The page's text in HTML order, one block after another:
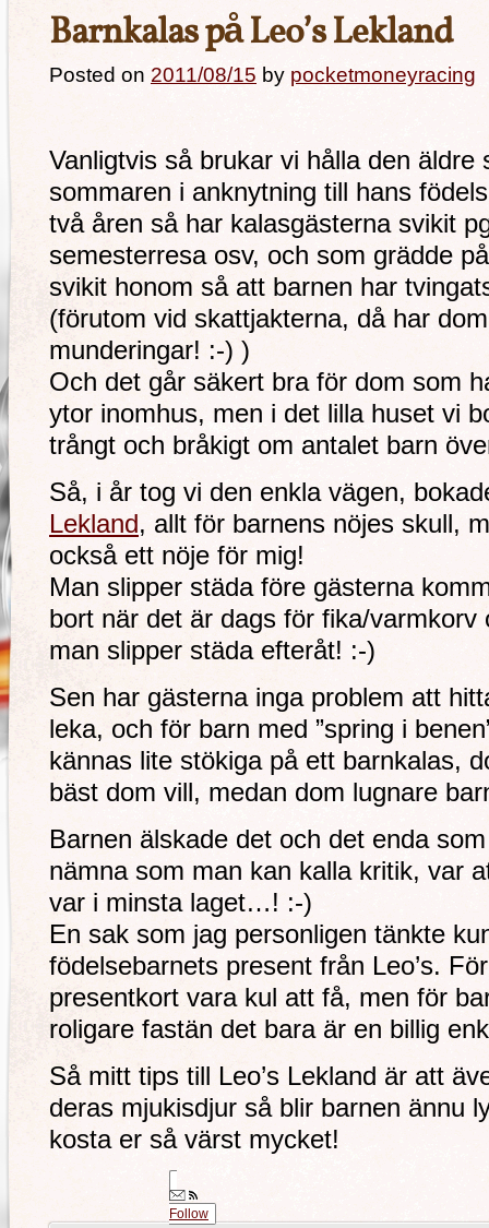
Barnkalas på Leo’s Lekland
Posted on 2011/08/15 by pocketmoneyracing
Vanligtvis så brukar vi hålla den äldre
sommaren i anknytning till hans
två åren så har kalasgästerna svikit
semesterresa osv, och som grädde
svikit honom så att barnen har
(förutom vid skattjakterna, då har
munderingar! :-) )
Och det går säkert bra för dom som
ytor inomhus, men i det lilla huset vi
trångt och bråkigt om antalet barn
Så, i år tog vi den enkla vägen,
Lekland, allt för barnens nöjes skull,
också ett nöje för mig!
Man slipper städa före gästerna
bort när det är dags för fika/
man slipper städa efteråt! :-)
Sen har gästerna inga problem att
leka, och för barn med ”spring i
kännas lite stökiga på ett barnkalas,
bäst dom vill, medan dom lugnare
Barnen älskade det och det enda
nämna som man kan kalla kritik, var
var i minsta laget…! :-)
En sak som jag personligen tänkte
födelsebarnets present från Leo’s.
presentkort vara kul att få, men för
roligare fastän det bara är en billig
Så mitt tips till Leo’s Lekland är att
deras mjukisdjur så blir barnen ännu
kosta er så värst mycket!
Follow